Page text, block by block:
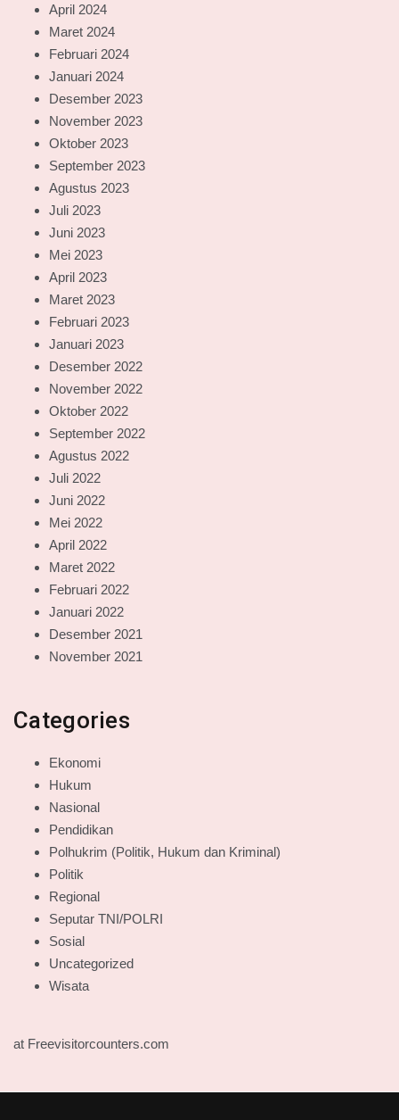
April 2024
Maret 2024
Februari 2024
Januari 2024
Desember 2023
November 2023
Oktober 2023
September 2023
Agustus 2023
Juli 2023
Juni 2023
Mei 2023
April 2023
Maret 2023
Februari 2023
Januari 2023
Desember 2022
November 2022
Oktober 2022
September 2022
Agustus 2022
Juli 2022
Juni 2022
Mei 2022
April 2022
Maret 2022
Februari 2022
Januari 2022
Desember 2021
November 2021
Categories
Ekonomi
Hukum
Nasional
Pendidikan
Polhukrim (Politik, Hukum dan Kriminal)
Politik
Regional
Seputar TNI/POLRI
Sosial
Uncategorized
Wisata
at Freevisitorcounters.com